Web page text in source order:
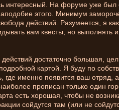
интересный. На форуме уже был
этого. Минимум
действий. Разумеется, я
вам квесты, но выполнять
достаточно большая,
картой. Я буду по
где именно появится ваш отряд,
прописан только один
есть хорошая, чтобы не
сойдутся там (или не